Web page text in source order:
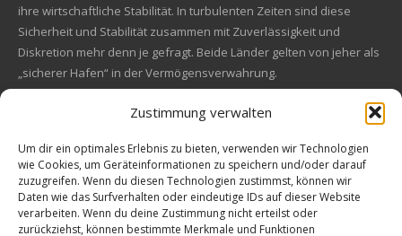
Zustimmung verwalten
Um dir ein optimales Erlebnis zu bieten, verwenden wir Technologien
wie Cookies, um Geräteinformationen zu speichern und/oder darauf
zuzugreifen. Wenn du diesen Technologien zustimmst, können wir
Daten wie das Surfverhalten oder eindeutige IDs auf dieser Website
verarbeiten. Wenn du deine Zustimmung nicht erteilst oder
zurückziehst, können bestimmte Merkmale und Funktionen
ihre wirtschaftliche Stabilität. In turbulenten Zeiten sind diese
Sicherheit und Stabilität zusammen mit Zuverlässigkeit und
Diskretion mehr denn je gefragt. Beide Länder gelten von jeher als
„sicherer Hafen“ in der Vermögensverwahrung.
Financial concept of convincing origin
Located in the heart of Europe, Switzerland and Liechtenstein are
also known for their political safety as for their economic stability.
In these turbulent times, security and stability along with reliability
and discretion are more in demand than ever. Both countries are
always a "safe haven" in asset safe.
Kundenbewertungen und Erfahrungen zu
EM Global Service AG